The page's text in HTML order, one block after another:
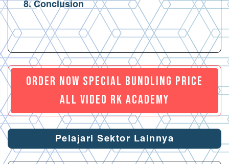
8. Conclusion
ORDER NOW SPECIAL BUNDLING PRICE
ALL VIDEO RK ACADEMY
Pelajari Sektor Lainnya